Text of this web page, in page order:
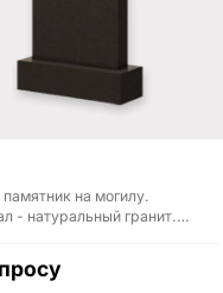
памятник на могилу.
- натуральный гранит.
Карелия), Дымовский
область),